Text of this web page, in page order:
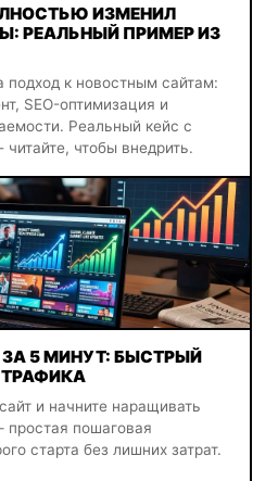
ИЗМЕНИЛ
РЕАЛЬНЫЙ ПРИМЕР ИЗ
подход к новостным сайтам:
SEO-оптимизация и
Реальный кейс с
чтобы внедрить.
5 МИНУТ: БЫСТРЫЙ
и начните наращивать
пошаговая
старта без лишних затрат.